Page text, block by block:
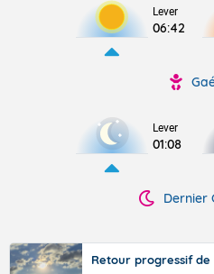
Lever
06:42
Lever
01:08
Dernier
Retour progressif